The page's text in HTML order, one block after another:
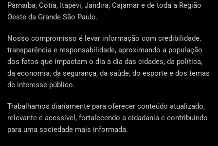
Parnaíba, Cotia, Itapevi, Jandira, Cajamar e de toda a Região
Oeste da Grande São Paulo.
Nosso compromisso é levar informação com credibilidade,
transparência e responsabilidade, aproximando a população
dos fatos que impactam o dia a dia das cidades, da política,
da economia, da segurança, da saúde, do esporte e dos temas
de interesse público.
Trabalhamos diariamente para oferecer conteúdo atualizado,
relevante e acessível, fortalecendo a cidadania e contribuindo
para uma sociedade mais informada.